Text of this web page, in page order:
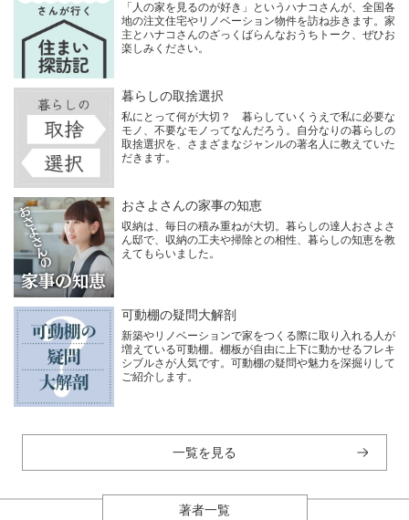
「人の家を見るのが好き」というハナコさんが、全国各
地の注文住宅やリノベーション物件を訪ね歩きます。家
主とハナコさんのざっくばらんなおうちトーク、ぜひお
楽しみください。
暮らしの取捨選択
私にとって何が大切？ 暮らしていくうえで私に必要な
モノ、不要なモノってなんだろう。自分なりの暮らしの
取捨選択を、さまざまなジャンルの著名人に教えていた
だきます。
おさよさんの家事の知恵
収納は、毎日の積み重ねが大切。暮らしの達人おさよさ
ん邸で、収納の工夫や掃除との相性、暮らしの知恵を教
えてもらいました。
可動棚の疑問大解剖
新築やリノベーションで家をつくる際に取り入れる人が
増えている可動棚。棚板が自由に上下に動かせるフレキ
シブルさが人気です。可動棚の疑問や魅力を深掘りして
ご紹介します。
一覧を見る
著者一覧